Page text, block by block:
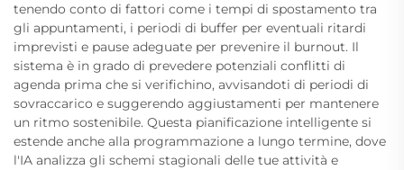
tenendo conto di fattori come i tempi di spostamento tra
gli appuntamenti, i periodi di buffer per eventuali ritardi
imprevisti e pause adeguate per prevenire il burnout. Il
sistema è in grado di prevedere potenziali conflitti di
agenda prima che si verifichino, avvisandoti di periodi di
sovraccarico e suggerendo aggiustamenti per mantenere
un ritmo sostenibile. Questa pianificazione intelligente si
estende anche alla programmazione a lungo termine, dove
l'IA analizza gli schemi stagionali delle tue attività e